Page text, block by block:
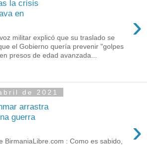
la crisis
en
›
militar explicó que su traslado se
el Gobierno quería prevenir "golpes
presos de edad avanzada...
de 2021
arrastra
guerra
›
BirmaniaLibre.com : Como es sabido,